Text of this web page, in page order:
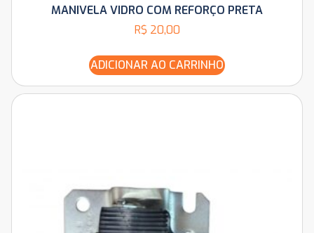
MANIVELA VIDRO COM REFORÇO PRETA
R$ 20,00
ADICIONAR AO CARRINHO